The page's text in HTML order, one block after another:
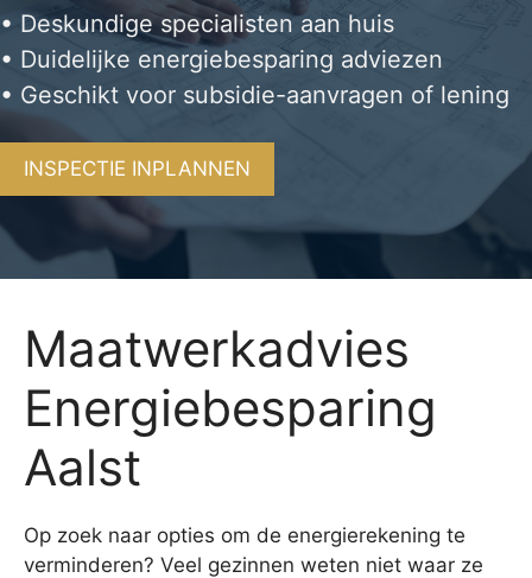
• Deskundige specialisten aan huis
• Duidelijke energiebesparing adviezen
• Geschikt voor subsidie-aanvragen of lening
INSPECTIE INPLANNEN
Maatwerkadvies
Energiebesparing
Aalst
Op zoek naar opties om de energierekening te
verminderen? Veel gezinnen weten niet waar ze